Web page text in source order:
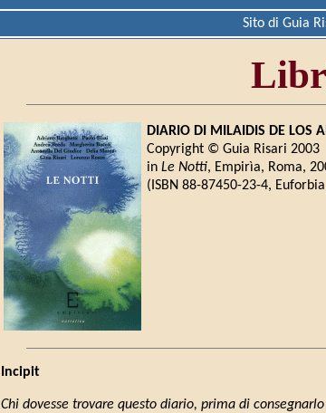
Sito di Guia
DIARIO DI MILAIDIS DE LOS
Copyright © Guia Risari 2003
in Le Notti, Empirìa, Roma,
(ISBN 88-87450-23-4,
Incipit
Chi dovesse trovare questo diario, prima di